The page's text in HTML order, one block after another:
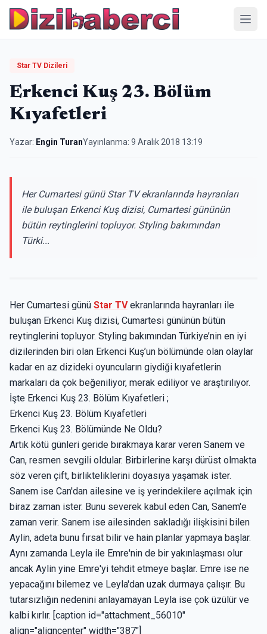
Star TV Dizileri
Erkenci Kuş 23. Bölüm
Kıyafetleri
Yazar: Engin TuranYayınlanma: 9 Aralık 2018 13:19
Her Cumartesi günü Star TV ekranlarında hayranları
ile buluşan Erkenci Kuş dizisi, Cumartesi gününün
bütün reytinglerini topluyor. Styling bakımından
Türki...
Her Cumartesi günü Star TVekranlarında hayranları ile
buluşan Erkenci Kuş dizisi, Cumartesi gününün bütün
reytinglerini topluyor. Styling bakımından Türkiye’nin en iyi
dizilerinden biri olan Erkenci Kuş’un bölümünde olan olaylar
kadar en az dizideki oyuncuların giydiği kıyafetlerin
markaları da çok beğeniliyor, merak ediliyor ve araştırılıyor.
İşte Erkenci Kuş 23. Bölüm Kıyafetleri ;
Erkenci Kuş 23. Bölüm Kıyafetleri
Erkenci Kuş 23. Bölümünde Ne Oldu?
Artık kötü günleri geride bırakmaya karar veren Sanem ve
Can, resmen sevgili oldular. Birbirlerine karşı dürüst olmakta
söz veren çift, birlikteliklerini doyasıya yaşamak ister.
Sanem ise Can'dan ailesine ve iş yerindekilere açılmak için
biraz zaman ister. Bunu severek kabul eden Can, Sanem'e
zaman verir. Sanem ise ailesinden sakladığı ilişkisini bilen
Aylin, adeta bunu fırsat bilir ve hain planlar yapmaya başlar.
Aynı zamanda Leyla ile Emre'nin de bir yakınlaşması olur
ancak Aylin yine Emre'yi tehdit etmeye başlar. Emre ise ne
yepacağını bilemez ve Leyla'dan uzak durmaya çalışır. Bu
tutarsızlığın nedenini anlayamayan Leyla ise çok üzülür ve
kalbi kırlır. [caption id="attachment_56010"
align="aligncenter" width="387"]